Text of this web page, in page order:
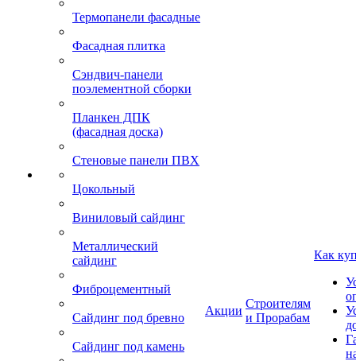
Термопанели фасадные
Фасадная плитка
Сэндвич-панели
поэлементной сборки
Планкен ДПК
(фасадная доска)
Стеновые панели ПВХ
Цокольный
Виниловый сайдинг
Металлический
сайдинг
Фиброцементный
Сайдинг под бревно
Сайдинг под камень
Акции
Строителям
и Прорабам
Как